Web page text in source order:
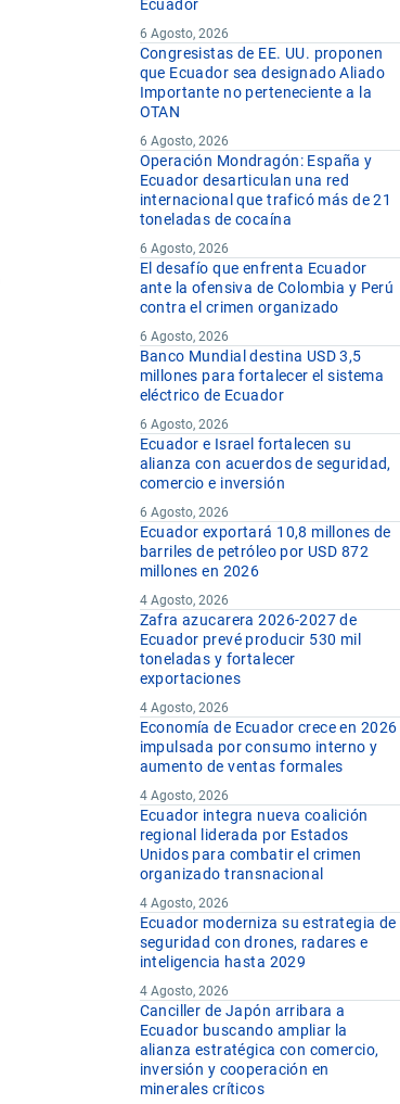
Ecuador
6 Agosto, 2026
Congresistas de EE. UU. proponen
que Ecuador sea designado Aliado
Importante no perteneciente a la
OTAN
6 Agosto, 2026
Operación Mondragón: España y
Ecuador desarticulan una red
internacional que traficó más de 21
toneladas de cocaína
6 Agosto, 2026
El desafío que enfrenta Ecuador
ante la ofensiva de Colombia y Perú
contra el crimen organizado
6 Agosto, 2026
Banco Mundial destina USD 3,5
millones para fortalecer el sistema
eléctrico de Ecuador
6 Agosto, 2026
Ecuador e Israel fortalecen su
alianza con acuerdos de seguridad,
comercio e inversión
6 Agosto, 2026
Ecuador exportará 10,8 millones de
barriles de petróleo por USD 872
millones en 2026
4 Agosto, 2026
Zafra azucarera 2026-2027 de
Ecuador prevé producir 530 mil
toneladas y fortalecer
exportaciones
4 Agosto, 2026
Economía de Ecuador crece en 2026
impulsada por consumo interno y
aumento de ventas formales
4 Agosto, 2026
Ecuador integra nueva coalición
regional liderada por Estados
Unidos para combatir el crimen
organizado transnacional
4 Agosto, 2026
Ecuador moderniza su estrategia de
seguridad con drones, radares e
inteligencia hasta 2029
4 Agosto, 2026
Canciller de Japón arribara a
Ecuador buscando ampliar la
alianza estratégica con comercio,
inversión y cooperación en
minerales críticos